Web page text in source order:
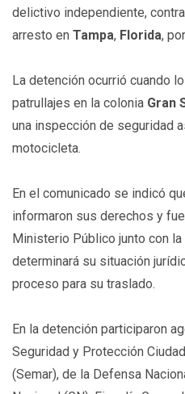
delictivo independiente,
arresto en Tampa, Florida,
La detención ocurrió cuando
patrullajes en la colonia Gran
una inspección de seguridad
motocicleta.
En el comunicado se indicó
informaron sus derechos y
Ministerio Público junto con
determinará su situación
proceso para su traslado.
En la detención participaron
Seguridad y Protección
(Semar), de la Defensa